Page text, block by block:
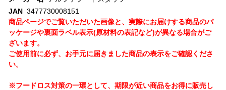
JAN 3477730008151
商品ページでご覧いただいた画像と、実際にお届けする商品のパ
ッケージや裏面ラベル表示(原材料の表記など)が異なる場合がご
ざいます。
ご使用前に必ず、お手元に届きました商品の表示をご確認くださ
い。
※フードロス対策の一環として、期限が近い商品をお得に販売し